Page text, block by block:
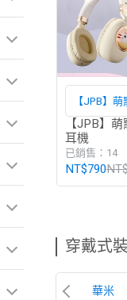
【JPB】
【JPB】
耳機
已銷售：14
NT$790
穿戴式
華米